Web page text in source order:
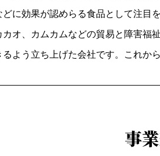
に効果が認めらる食品として注目
オ、カムカムなどの貿易と 障害福
よう立ち上げた会社です。これか
事